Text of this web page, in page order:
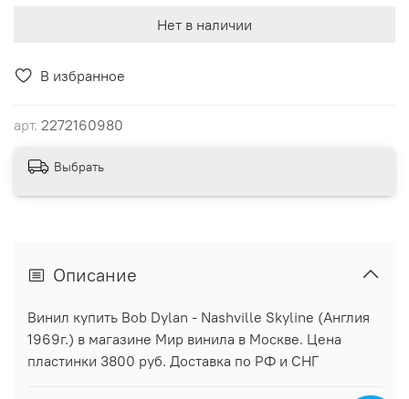
В избранное
арт. 2272160980
Нет в наличии
Выбрать
Описание
Винил купить Bob Dylan - Nashville Skyline (Англия
1969г.) в магазине Мир винила в Москве. Цена
пластинки 3800 руб. Доставка по РФ и СНГ